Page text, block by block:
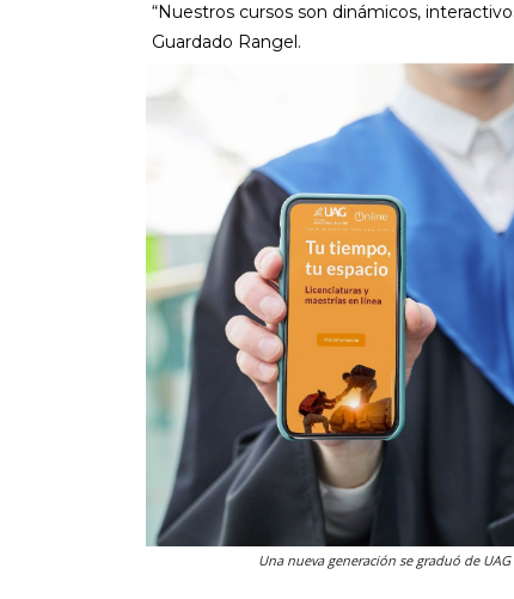
“Nuestros cursos son dinámicos,
Guardado Rangel.
Una nueva generación se graduó de